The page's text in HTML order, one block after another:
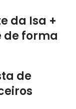
da Isa +
de forma
de